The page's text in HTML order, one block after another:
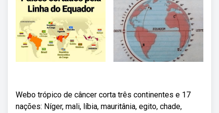
Webo trópico de câncer corta três continentes e 17
nações: Níger, mali, líbia, mauritânia, egito, chade,